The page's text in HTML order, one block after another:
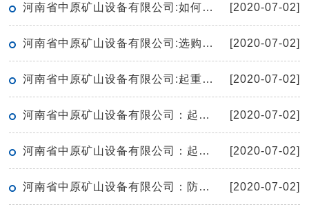
[2020-07-02]
河南省中原矿山设备有限公司:如何有效的保养起重机
[2020-07-02]
河南省中原矿山设备有限公司:选购单梁起重机有哪些窍门呢
[2020-07-02]
河南省中原矿山设备有限公司:起重机的空负荷试运转应符合哪些要求
[2020-07-02]
河南省中原矿山设备有限公司：起重机保护接地线安全技术要求
[2020-07-02]
河南省中原矿山设备有限公司：起重机滑轮检修要点
[2020-07-02]
河南省中原矿山设备有限公司：防爆电动葫芦工作期间无法上升如何解决